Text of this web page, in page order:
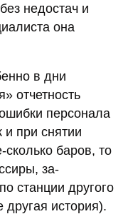
недостач и
она
в дни
отчетность
персонала
и при снятии
баров, то
за-
станции другого
история).